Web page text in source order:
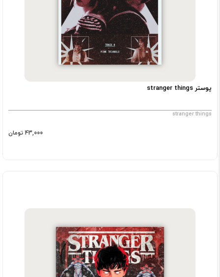
پوستر stranger things
stranger things
43,000 تومان